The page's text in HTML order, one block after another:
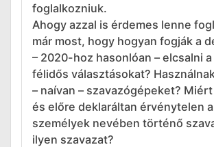
foglalkozniuk.
Ahogy azzal is érdemes lenne
már most, hogy hogyan fogják a
– 2020-hoz hasonlóan – elcsalni
félidős választásokat?
– naívan – szavazógépeket?
és előre deklaráltan érvénytelen
személyek nevében történő
ilyen szavazat?